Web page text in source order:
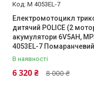
M 4053EL-7
Електромотоцикл
дитячий POLICE (2
акумулятори 6V5AH,
4053EL-7 Помаранчевий
В наявності
8 000 ₴
6 320 ₴